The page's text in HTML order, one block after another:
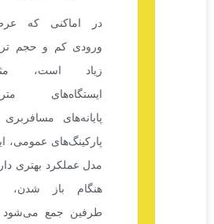
در اماکنی که عرض
ورودی کم و حجم تردد
زیاد است، مثل
ایستگاه‌های مترو،
پایانه‌های مسافربری و
پارکینگ‌های عمومی، این
مدل عملکرد بهتری دارد.
هنگام باز شدن، به
طرفین جمع می‌شود و